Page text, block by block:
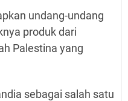
undang-undang
produk dari
Palestina yang
sebagai salah satu